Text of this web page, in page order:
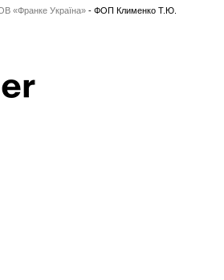
«Франке Україна»- ФОП Клименко Т.Ю.